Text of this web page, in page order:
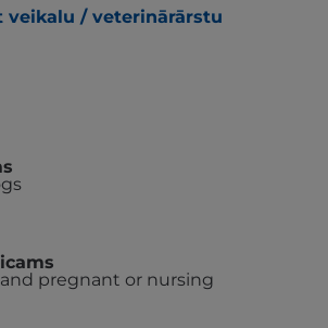
veikalu / veterinārārstu
pregnant or nursing